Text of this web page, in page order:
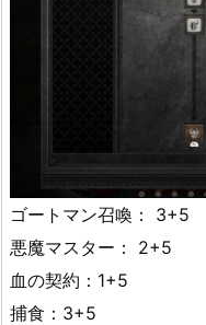
ゴートマン召喚： 3+5
悪魔マスター： 2+5
血の契約：1+5
捕食：3+5